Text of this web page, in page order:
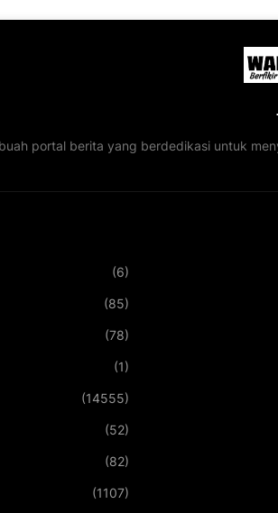
portal berita yang berdedikasi untuk
(6)
(85)
(78)
(1)
(14555)
(52)
(82)
(1107)